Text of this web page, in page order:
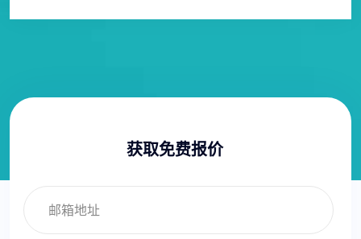
获取免费报价